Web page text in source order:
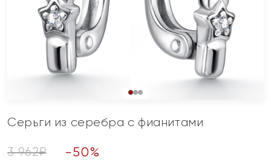
Серьги из серебра с фианитами
3 962₽ -50%